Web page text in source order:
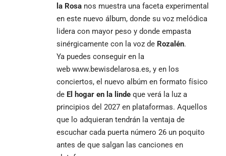
la Rosa nos muestra una faceta experimental
en este nuevo álbum, donde su voz melódica
lidera con mayor peso y donde empasta
sinérgicamente con la voz de Rozalén.
Ya puedes conseguir en la
web www.bewisdelarosa.es, y en los
conciertos, el nuevo albúm en formato físico
de El hogar en la linde que verá la luz a
principios del 2027 en plataformas. Aquellos
que lo adquieran tendrán la ventaja de
escuchar cada puerta número 26 un poquito
antes de que salgan las canciones en